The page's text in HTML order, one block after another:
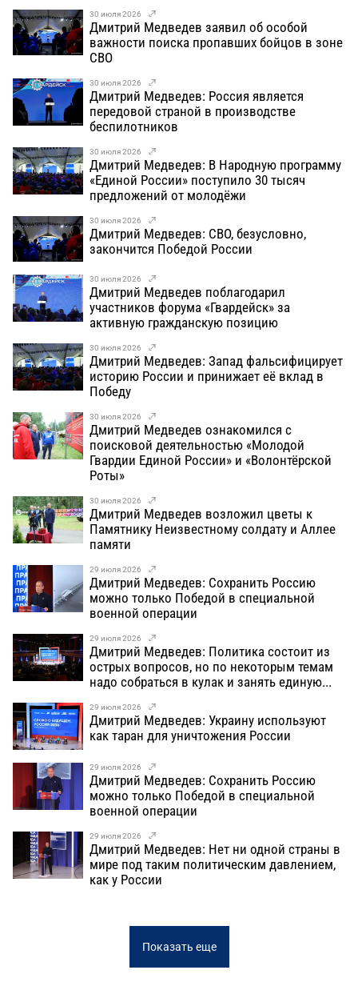
30 июля 2026
Дмитрий Медведев заявил об особой
важности поиска пропавших бойцов в зоне
СВО
30 июля 2026
Дмитрий Медведев: Россия является
передовой страной в производстве
беспилотников
30 июля 2026
Дмитрий Медведев: В Народную программу
«Единой России» поступило 30 тысяч
предложений от молодёжи
30 июля 2026
Дмитрий Медведев: СВО, безусловно,
закончится Победой России
30 июля 2026
Дмитрий Медведев поблагодарил
участников форума «Гвардейск» за
активную гражданскую позицию
30 июля 2026
Дмитрий Медведев: Запад фальсифицирует
историю России и принижает её вклад в
Победу
30 июля 2026
Дмитрий Медведев ознакомился с
поисковой деятельностью «Молодой
Гвардии Единой России» и «Волонтёрской
Роты»
30 июля 2026
Дмитрий Медведев возложил цветы к
Памятнику Неизвестному солдату и Аллее
памяти
29 июля 2026
Дмитрий Медведев: Сохранить Россию
можно только Победой в специальной
военной операции
29 июля 2026
Дмитрий Медведев: Политика состоит из
острых вопросов, но по некоторым темам
надо собраться в кулак и занять единую...
29 июля 2026
Дмитрий Медведев: Украину используют
как таран для уничтожения России
29 июля 2026
Дмитрий Медведев: Сохранить Россию
можно только Победой в специальной
военной операции
29 июля 2026
Дмитрий Медведев: Нет ни одной страны в
мире под таким политическим давлением,
как у России
Показать еще